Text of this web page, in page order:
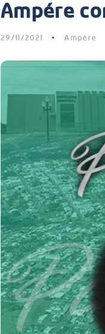
Ampére
29/11/2021 Ampére